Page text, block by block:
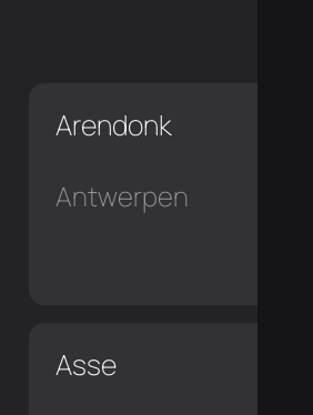
Arendonk
Antwerpen
Asse